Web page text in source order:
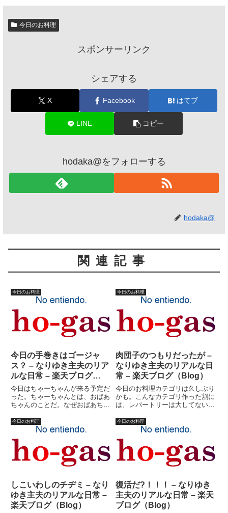
今日のお料理
スポンサーリンク
シェアする
X Facebook はてブ
LINE コピー
hodaka@をフォローする
hodaka@
関連記事
今日のお料理
今日の手巻きはゴージャ
ス？ – なりゆき主夫のリア
ルな日常 – 楽天ブログ
（Blog）
今日はちゃーちゃんが来る予定だ
った。ちゃーちゃんとは、おばあ
ちゃんのことだ。なぜおばあちゃ
ぶのかは定かではないが、地方に
よっては当たり前なのだろうか？
ちなみに妻の血統は南国徳之島。
私は群馬。競馬ブック風にいえ
ば...
今日のお料理
肉団子のつもりだったが –
なりゆき主夫のリアルな日
常 – 楽天ブログ（Blog）
今日のお料理カテゴリは久しぶり
かも。こんなカテゴリ作った割に
は、レパートリーは大してないの
保守的な男である。新しいレパー
トリーを増やすつもりが、ないの
だ。トマト料理は、作れない。炊
き込みご飯は、作れない。煮物
は...
今日のお料理
しこいわしのチヂミ – なり
ゆき主夫のリアルな日常 –
楽天ブログ（Blog）
今日のお料理
復活だ?！！！ – なりゆき
主夫のリアルな日常 – 楽天
ブログ（Blog）